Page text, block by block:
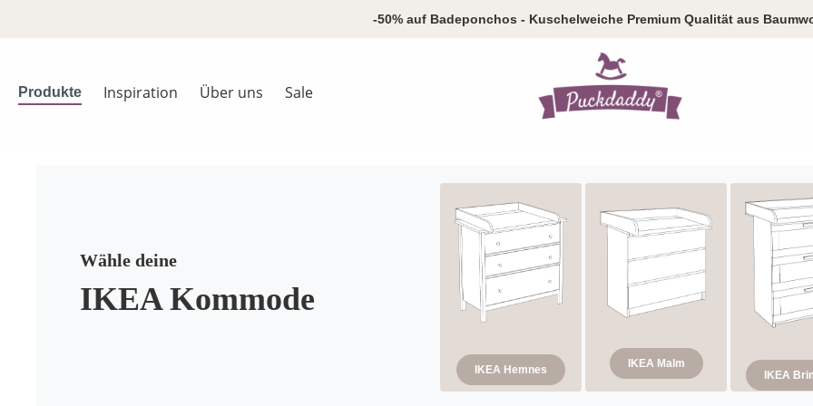
-50% auf Badeponchos - Kuschelweiche Premium Qualität aus
Produkte Inspiration Über uns Sale
Wähle deine
IKEA Kommode
IKEA Hemnes
IKEA Malm
IKEA